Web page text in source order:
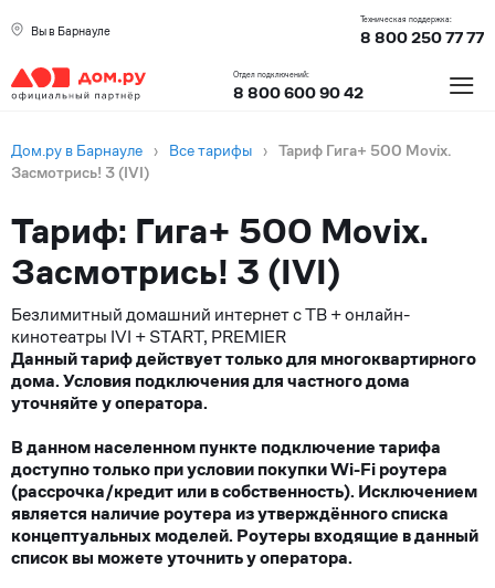
Вы в Барнауле
Техническая поддержка:
8 800 250 77 77
Отдел подключений:
8 800 600 90 42 ≡
Дом.ру в Барнауле › Все тарифы › Тариф Гига+ 500 Movix.
Засмотрись! 3 (IVI)
Тариф: Гига+ 500 Movix.
Засмотрись! 3 (IVI)
Безлимитный домашний интернет с ТВ + онлайн-
кинотеатры IVI + START, PREMIER
Данный тариф действует только для многоквартирного
дома. Условия подключения для частного дома
уточняйте у оператора.
В данном населенном пункте подключение тарифа
доступно только при условии покупки Wi-Fi роутера
(рассрочка/кредит или в собственность). Исключением
является наличие роутера из утверждённого списка
концептуальных моделей. Роутеры входящие в данный
список вы можете уточнить у оператора.